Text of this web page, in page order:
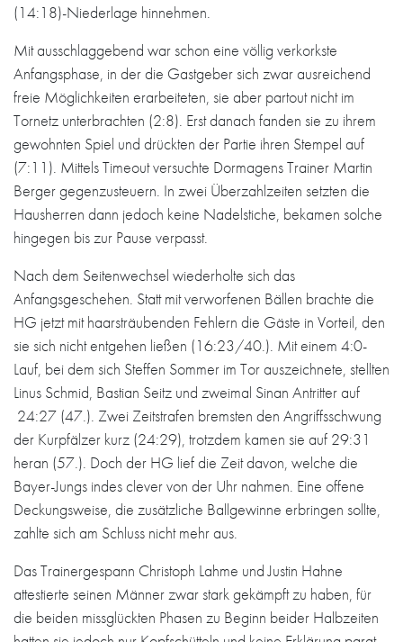
(14:18)-Niederlage hinnehmen.
Mit ausschlaggebend war schon eine völlig verkorkste
Anfangsphase, in der die Gastgeber sich zwar ausreichend
freie Möglichkeiten erarbeiteten, sie aber partout nicht im
Tornetz unterbrachten (2:8). Erst danach fanden sie zu ihrem
gewohnten Spiel und drückten der Partie ihren Stempel auf
(7:11). Mittels Timeout versuchte Dormagens Trainer Martin
Berger gegenzusteuern. In zwei Überzahlzeiten setzten die
Hausherren dann jedoch keine Nadelstiche, bekamen solche
hingegen bis zur Pause verpasst.
Nach dem Seitenwechsel wiederholte sich das
Anfangsgeschehen. Statt mit verworfenen Bällen brachte die
HG jetzt mit haarsträubenden Fehlern die Gäste in Vorteil, den
sie sich nicht entgehen ließen (16:23/40.). Mit einem 4:0-
Lauf, bei dem sich Steffen Sommer im Tor auszeichnete, stellten
Linus Schmid, Bastian Seitz und zweimal Sinan Antritter auf
24:27 (47.). Zwei Zeitstrafen bremsten den Angriffsschwung
der Kurpfälzer kurz (24:29), trotzdem kamen sie auf 29:31
heran (57.). Doch der HG lief die Zeit davon, welche die
Bayer-Jungs indes clever von der Uhr nahmen. Eine offene
Deckungsweise, die zusätzliche Ballgewinne erbringen sollte,
zahlte sich am Schluss nicht mehr aus.
Das Trainergespann Christoph Lahme und Justin Hahne
attestierte seinen Männer zwar stark gekämpft zu haben, für
die beiden missglückten Phasen zu Beginn beider Halbzeiten